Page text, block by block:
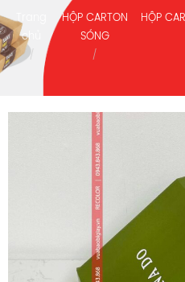
Trang
chủ
HỘP CARTON
SÓNG
HỘP